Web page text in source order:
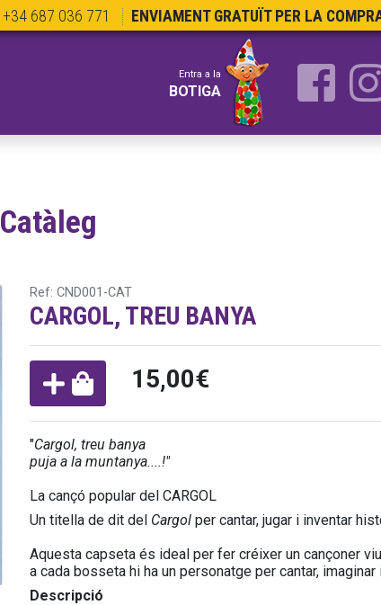
+34 687 036 771 ENVIAMENT GRATUÏT PER LA
Entra a la
BOTIGA
Catàleg
Ref: CND001-CAT
CARGOL, TREU BANYA
15,00€
"Cargol, treu banya
puja a la muntanya....!"
La cançó popular del CARGOL
Un titella de dit del Cargolper cantar, jugar i inventar
Aquesta capseta és ideal per fer créixer un cançoner
a cada bosseta hi ha un personatge per cantar,
Descripció